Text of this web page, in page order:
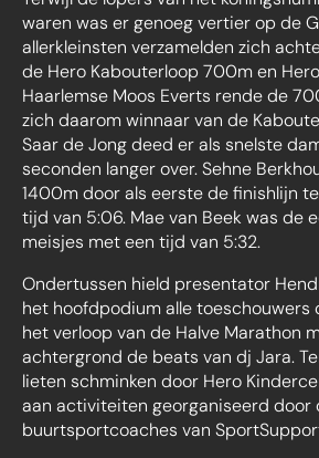
waren was er genoeg vertier op de
allerkleinsten verzamelden zich
de Hero Kabouterloop 700m en
Haarlemse Moos Everts rende de
zich daarom winnaar van de
Saar de Jong deed er als snelste
seconden langer over. Sehne
1400m door als eerste de finishlijn
tijd van 5:06. Mae van Beek was de
meisjes met een tijd van 5:32.
Ondertussen hield presentator
het hoofdpodium alle toeschouwers
het verloop van de Halve Marathon
achtergrond de beats van dj Jara.
lieten schminken door Hero
aan activiteiten georganiseerd door
buurtsportcoaches van